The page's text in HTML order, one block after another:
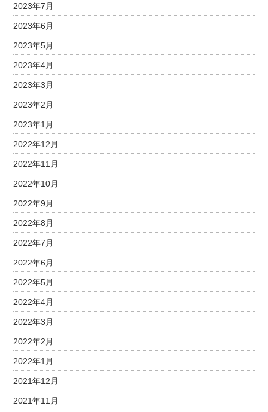
2023年7月
2023年6月
2023年5月
2023年4月
2023年3月
2023年2月
2023年1月
2022年12月
2022年11月
2022年10月
2022年9月
2022年8月
2022年7月
2022年6月
2022年5月
2022年4月
2022年3月
2022年2月
2022年1月
2021年12月
2021年11月